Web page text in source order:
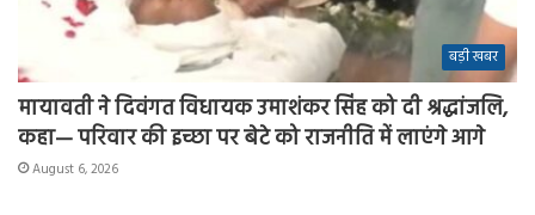
बड़ी खबर
मायावती ने दिवंगत विधायक उमाशंकर सिंह को दी श्रद्धांजलि,
कहा— परिवार की इच्छा पर बेटे को राजनीति में लाएंगे आगे
August 6, 2026